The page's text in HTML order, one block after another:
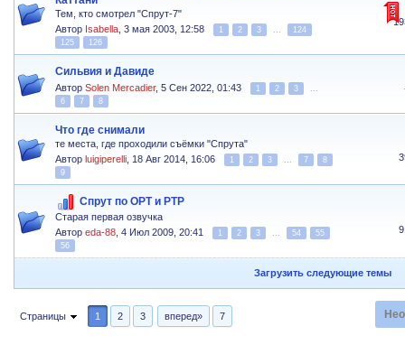
Тем, кто смотрел "Спрут-7"
Автор Isabella ,3 мая 2003, 12:58 1 2 3 ...
124
125
126
Сильвия и Давиде
АвторSolen Mercadier,5 Сен 2022, 01:43 1 2 3
...
6
7 8
Что где снимали
те места, где проходили съёмки "Спрута"
Авторluigiperelli 18 Авг 2014, 16:06 1 2 3 ... 7
8
9
Спрут по ОРТ и РТР
Старая первая озвучка
Авторeda-88 ,4 Июл 2009, 20:41 1 2 3 ... 54
55
56
Загрузить следующие темы
Страницы 1 2 3 вперед» 7